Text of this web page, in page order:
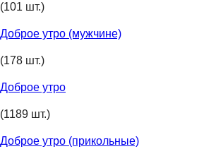
(101 шт.)
Доброе утро (мужчине)
(178 шт.)
Доброе утро
(1189 шт.)
Доброе утро (прикольные)